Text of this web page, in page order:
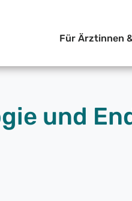
Für Ärztinnen
und